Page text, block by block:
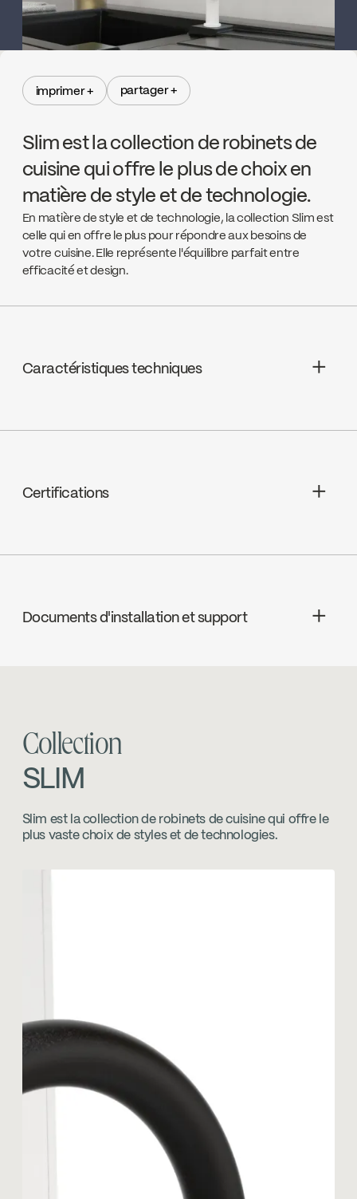
imprimer + partager +
Slim est la collection de robinets de
cuisine qui offre le plus de choix en
matière de style et de technologie.
En matière de style et de technologie, la collection Slim est
celle qui en offre le plus pour répondre aux besoins de
votre cuisine. Elle représente l'équilibre parfait entre
efficacité et design.
Caractéristiques techniques
Cartouche : Ceramic, FC9M6
Connexion KliK
Certifications
Ecologiq
Documents d'installation et support
SPECS SLM78CP2
Download ↘
Collection
SLIM
Slim est la collection de robinets de cuisine qui offre le
plus vaste choix de styles et de technologies.